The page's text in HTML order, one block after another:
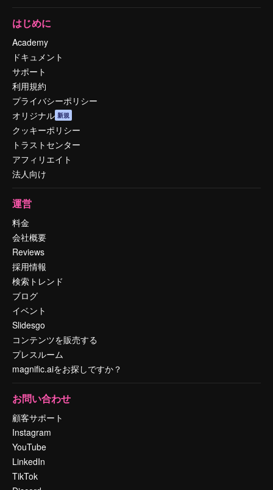
はじめに
Academy
ドキュメント
サポート
利用規約
プライバシーポリシー
オリジナル 新規
クッキーポリシー
トラストセンター
アフィリエイト
法人向け
運営
料金
会社概要
Reviews
採用情報
検索トレンド
ブログ
イベント
Slidesgo
コンテンツを販売する
プレスルーム
magnific.aiをお探しですか？
お問い合わせ
顧客サポート
Instagram
YouTube
LinkedIn
TikTok